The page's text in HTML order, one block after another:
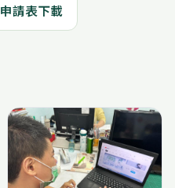
申請表下載